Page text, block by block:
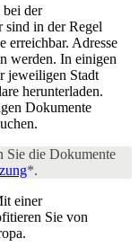
der
sind in der Regel
erreichbar. Adresse
werden. In einigen
jeweiligen Stadt
herunterladen.
Dokumente
Sie die Dokumente
*.
einer
Sie von